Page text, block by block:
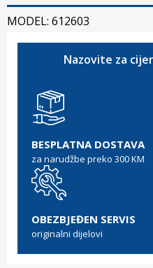
MODEL: 612603
Nazovite za
BESPLATNA DOSTAVA
za narudžbe preko 300 KM
OBEZBJEĐEN SERVIS
originalni dijelovi